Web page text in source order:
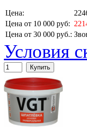
Цена:
Цена от 10 000 руб:
Цена от 30 000 руб.:
Условия
Купить